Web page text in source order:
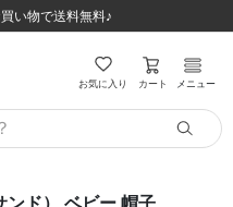
い物で送料無料♪
お昼12:59まで！！
い物で送料無料♪
お昼12:59まで！！
お気に入り カート メニュー